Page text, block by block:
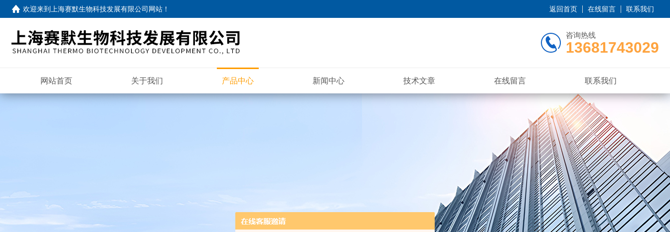
欢迎来到 上海赛默生物科技发展有限公司网站 ！ 返回首页 在线留言 联系我们
咨询热线
13681743029
网站首页 关于我们 产品中心 新闻中心 技术文章 在线留言 联系我们